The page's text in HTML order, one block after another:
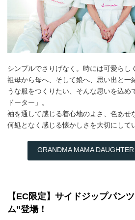
シンプルでさりげなく。時には可愛らし
祖母から母へ、そして娘へ、思い出と一
うな服をつくりたい、そんな思いを込め
ドーター」。
袖を通して感じる着心地のよさ、色あせ
何処となく感じる懐かしさを大切にして
GRANDMA MAMA
【EC限定】サイドジップパン
ム”登場！